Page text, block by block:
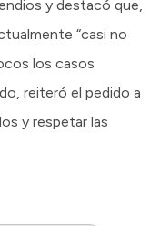
y destacó que,
“casi no
los casos
reiteró el pedido a
y respetar las